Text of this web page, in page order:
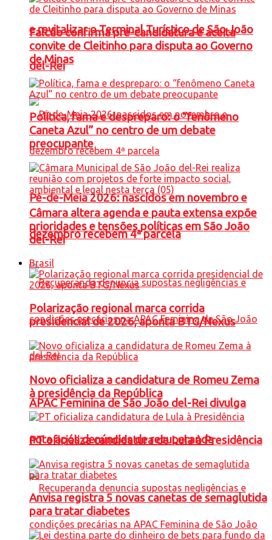
e revitalizar o Terminal Turístico de São João
del-Rei
Pé-de-Meia 2026: nascidos em novembro e
dezembro recebem 4ª parcela
APAC Feminina de São João del-Rei divulga
nota após denúncias de recuperanda
Falcão confirma pré-candidatura e aceita
convite de Cleitinho para disputa ao Governo
de Minas
Política, fama e despreparo: o “fenômeno
Caneta Azul” no centro de um debate
preocupante
Câmara altera agenda e pauta extensa expõe
prioridades e tensões políticas em São João
del-Rei
Brasil
Polarização regional marca corrida
presidencial de 2026, aponta BTG/Nexus
Novo oficializa a candidatura de Romeu Zema
à presidência da República
PT oficializa candidatura de Lula à Presidência
Anvisa registra 5 novas canetas de semaglutida
para tratar diabetes